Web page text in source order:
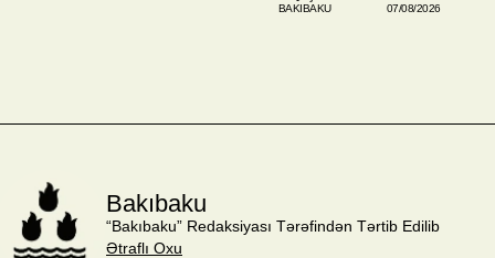
BAKIBAKU 07/08/2026
Bakıbaku
“Bakıbaku” Redaksiyası Tərəfindən Tərtib Edilib
Ətraflı Oxu